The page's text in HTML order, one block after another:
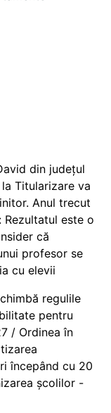
din județul
Titularizare va
Anul trecut
Rezultatul este o
că
profesor se
cu elevii
regulile
pentru
/ Ordinea în
începând cu 20
școlilor -